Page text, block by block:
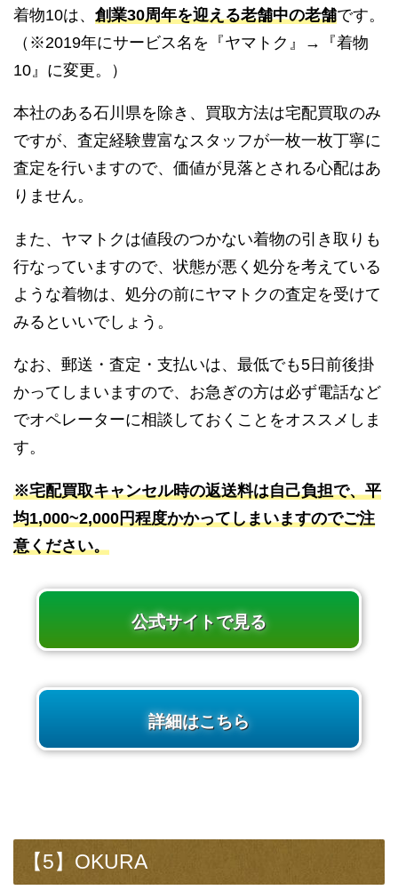
着物10は、 創業30周年を迎える老舗中の老舗です。
（※2019年にサービス名を『ヤマトク』→『着物
10』に変更。）
本社のある石川県を除き、買取方法は宅配買取のみ
ですが、査定経験豊富なスタッフが一枚一枚丁寧に
査定を行いますので、価値が見落とされる心配はあ
りません。
また、ヤマトクは値段のつかない着物の引き取りも
行なっていますので、状態が悪く処分を考えている
ような着物は、処分の前にヤマトクの査定を受けて
みるといいでしょう。
なお、郵送・査定・支払いは、最低でも5日前後掛
かってしまいますので、お急ぎの方は必ず電話など
でオペレーターに相談しておくことをオススメしま
す。
※宅配買取キャンセル時の返送料は自己負担で、平
均1,000~2,000円程度かかってしまいますのでご注
意ください。
公式サイトで見る
詳細はこちら
【5】OKURA